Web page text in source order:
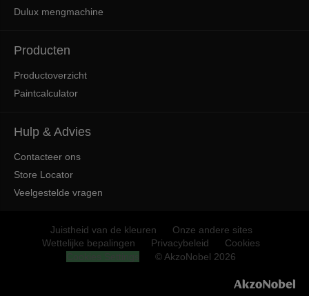
Dulux mengmachine
Producten
Productoverzicht
Paintcalculator
Hulp & Advies
Contacteer ons
Store Locator
Veelgestelde vragen
Juistheid van de kleuren
Onze andere sites
Wettelijke bepalingen
Privacybeleid
Cookies
© AkzoNobel 2026